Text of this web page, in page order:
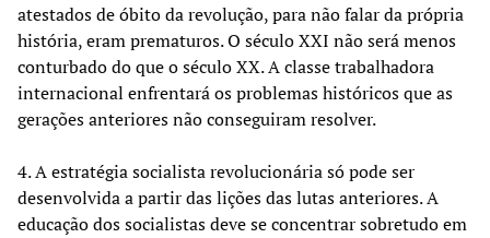
atestados de óbito da revolução, para não falar da própria
história, eram prematuros. O século XXI não será menos
conturbado do que o século XX. A classe trabalhadora
internacional enfrentará os problemas históricos que as
gerações anteriores não conseguiram resolver.
4. A estratégia socialista revolucionária só pode ser
desenvolvida a partir das lições das lutas anteriores. A
educação dos socialistas deve se concentrar sobretudo em